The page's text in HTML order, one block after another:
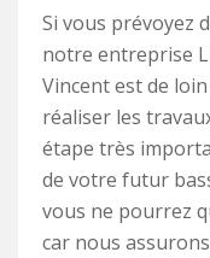
Si vous prévoyez
notre entreprise
Vincent est de
réaliser les
étape très
de votre futur
vous ne pourrez
car nous